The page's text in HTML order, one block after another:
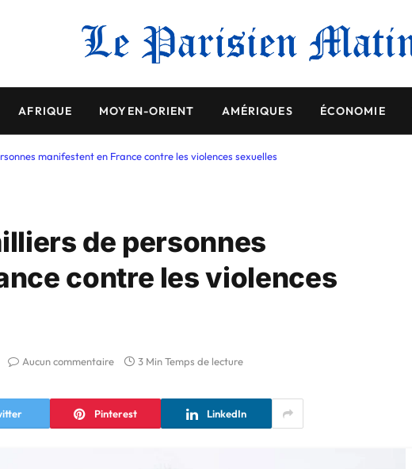
AFRIQUE MOYEN-ORIENT AMÉRIQUES ÉCONOMIE
manifestent en France contre les violences sexuelles
de personnes
contre les violences
Aucun commentaire 3 Min Temps de lecture
Pinterest LinkedIn